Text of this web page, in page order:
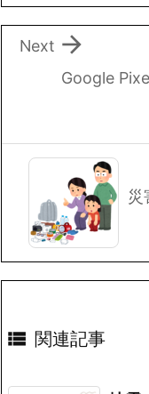
Google

Next
災
 関連記事